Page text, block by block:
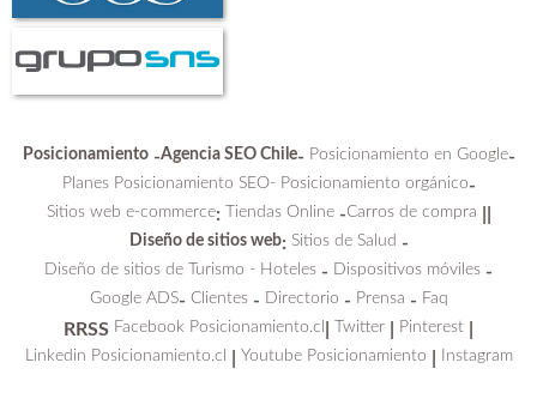
Posicionamiento-Agencia SEO Chile- Posicionamiento en Google-
Planes Posicionamiento SEO- Posicionamiento orgánico-
Sitios web e-commerce: Tiendas Online-Carros de compra
Diseño de sitios web: Sitios de Salud -
Diseño de sitios de Turismo - Hoteles - Dispositivos móviles -
Google ADS- Clientes- Directorio - Prensa - Faq
RRSS Facebook Posicionamiento.cl Twitter Pinterest
Linkedin Posicionamiento.cl Youtube Posicionamiento Instagram